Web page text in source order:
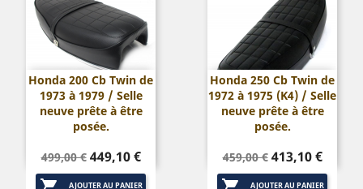
Honda 200 Cb Twin de
1973 à 1979 / Selle
neuve prête à être
posée.
Prix
de
499,00 € Prix
449,10 €
AJOUTER AU PANIER
Honda 250 Cb Twin de
1972 à 1975 (K4) / Selle
neuve prête à être
posée.
Prix
de
459,00 € Prix
413,10 €
AJOUTER AU PANIER